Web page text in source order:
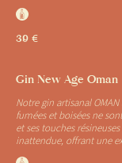
39 €
Gin New Age Oman
Notre gin artisanal
fumées et boisées ne
et ses touches
inattendue, offrant une